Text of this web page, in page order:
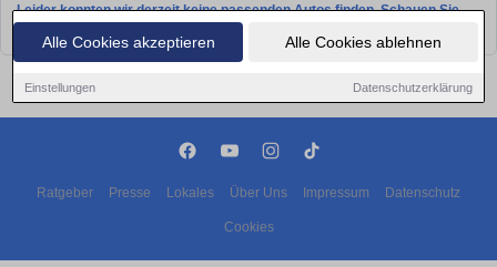
Alle Cookies akzeptieren Alle Cookies ablehnen
Einstellungen Datenschutzerklärung
Leider konnten wir derzeit keine passenden Autos finden. Schauen Sie
Ratgeber Presse Lokales Über Uns Impressum Datenschutz
Cookies